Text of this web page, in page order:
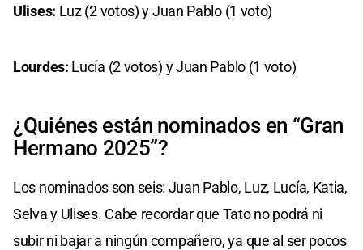
Ulises: Luz (2 votos) y Juan Pablo (1 voto)
Lourdes: Lucía (2 votos) y Juan Pablo (1 voto)
¿Quiénes están nominados en “Gran
Hermano 2025”?
Los nominados son seis: Juan Pablo, Luz, Lucía, Katia,
Selva y Ulises. Cabe recordar que Tato no podrá ni
subir ni bajar a ningún compañero, ya que al ser pocos